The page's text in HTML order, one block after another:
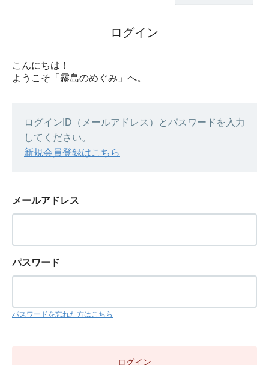
ログイン
こんにちは！
ようこそ「霧島のめぐみ」へ。
ログインID（メールアドレス）とパスワードを入力
してください。
新規会員登録はこちら
メールアドレス
パスワード
パスワードを忘れた方はこちら